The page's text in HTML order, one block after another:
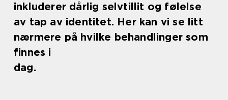
inkluderer dårlig selvtillit og følelse
av tap av identitet. Her kan vi se litt
nærmere på hvilke behandlinger som
finnes i
dag.